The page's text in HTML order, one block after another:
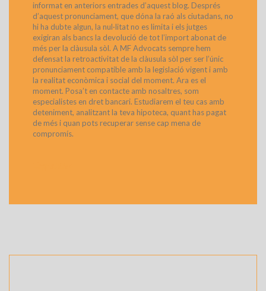
informat en anteriors entrades d’aquest blog. Després
d’aquest pronunciament, que dóna la raó als ciutadans, no
hi ha dubte algun, la nul·litat no es limita i els jutges
exigiran als bancs la devolució de tot l’import abonat de
més per la clàusula sòl. A MF Advocats sempre hem
defensat la retroactivitat de la clàusula sòl per ser l’únic
pronunciament compatible amb la legislació vigent i amb
la realitat econòmica i social del moment. Ara es el
moment. Posa’t en contacte amb nosaltres, som
especialistes en dret bancari. Estudiarem el teu cas amb
deteniment, analitzant la teva hipoteca, quant has pagat
de més i quan pots recuperar sense cap mena de
compromís.